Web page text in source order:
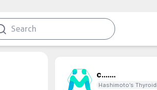
c.......
Hashimoto’s